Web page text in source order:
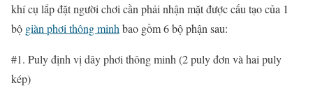
khí cụ lắp đặt người chơi cần phải nhận mặt được cấu tạo của 1
bộ giàn phơi thông minh bao gồm 6 bộ phận sau:
#1. Puly định vị dây phơi thông minh (2 puly đơn và hai puly
kép)